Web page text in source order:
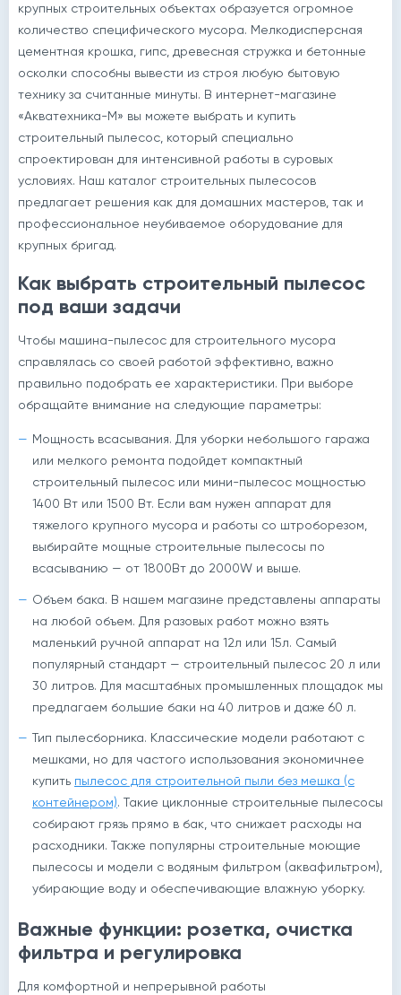
крупных строительных объектах образуется огромное
количество специфического мусора. Мелкодисперсная
цементная крошка, гипс, древесная стружка и бетонные
осколки способны вывести из строя любую бытовую
технику за считанные минуты. В интернет-магазине
«Акватехника-М» вы можете выбрать и купить
строительный пылесос, который специально
спроектирован для интенсивной работы в суровых
условиях. Наш каталог строительных пылесосов
предлагает решения как для домашних мастеров, так и
профессиональное неубиваемое оборудование для
крупных бригад.
Как выбрать строительный пылесос
под ваши задачи
Чтобы машина-пылесос для строительного мусора
справлялась со своей работой эффективно, важно
правильно подобрать ее характеристики. При выборе
обращайте внимание на следующие параметры:
Мощность всасывания. Для уборки небольшого гаража
или мелкого ремонта подойдет компактный
строительный пылесос или мини-пылесос мощностью
1400 Вт или 1500 Вт. Если вам нужен аппарат для
тяжелого крупного мусора и работы со штроборезом,
выбирайте мощные строительные пылесосы по
всасыванию — от 1800Вт до 2000W и выше.
Объем бака. В нашем магазине представлены аппараты
на любой объем. Для разовых работ можно взять
маленький ручной аппарат на 12л или 15л. Самый
популярный стандарт — строительный пылесос 20 л или
30 литров. Для масштабных промышленных площадок мы
предлагаем большие баки на 40 литров и даже 60 л.
Тип пылесборника. Классические модели работают с
мешками, но для частого использования экономичнее
купить пылесос для строительной пыли без мешка (с
контейнером). Такие циклонные строительные пылесосы
собирают грязь прямо в бак, что снижает расходы на
расходники. Также популярны строительные моющие
пылесосы и модели с водяным фильтром (аквафильтром),
убирающие воду и обеспечивающие влажную уборку.
Важные функции: розетка, очистка
фильтра и регулировка
Для комфортной и непрерывной работы